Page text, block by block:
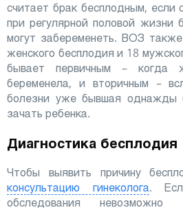
считает брак бесплодным, если
при регулярной половой жизни
могут забеременеть. ВОЗ
женского бесплодия и 18
бывает первичным – когда
беременела, и вторичным –
болезни уже бывшая однажды
зачать ребенка.
Диагностика бесплодия
Чтобы выявить причину
консультацию гинеколога.
обследования невозможно